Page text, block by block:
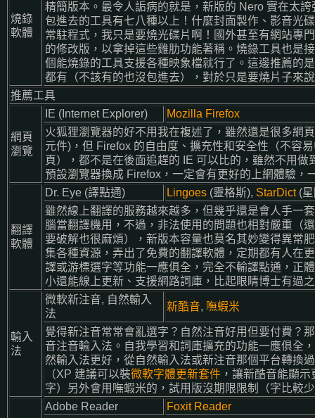
燒錄
軟體
精簡版本。最令人詬病的就是，新版的 Nero 實在太
包進去的工具有七八種以上！什麼封面製作、影音光
常駐程式，我只是要燒光碟片啊！國外甚至有網站專
的修改版，以拿掉這些雞肋功能著稱。燒錄工具也是
個能燒錄的工具支援各種映象檔就行了。這邊推薦的
都有（不該有的也沒包進去），對於只是要燒片子來
推薦工具
網頁
瀏覽
IE (Internet Explorer)
Mozilla Firefox
火狐狸瀏覽器的好不用我在複述了，雖然還是很多網
元件)，但 Firefox 的自由度、擴充性和安全性（不容
頁），都不是在後面追趕的 IE 可以比的，雖然不用做
預設瀏覽器換成 Firefox，一定會有更好的上網體驗，
翻譯
軟體
Dr. Eye (譯點通) Lingoes (靈格斯), StarDict(星
雖然線上翻譯的服務越來越多，但幾乎還是會人手一
腦當翻譯機用，不過，非法使用的問題也相對嚴重（
要破解也很麻煩），新版本容量也莫名其妙變得異常
集各種資源，弄出了免費的翻譯軟體，定期都有人在
譯或游標選字等功能一應俱全，完全不輸譯點通，正
小還能線上更新、支援網路詞庫，比起眼睛博士有過
輸入
法
微軟新注音, 自然輸入
法
新酷音, 嘸蝦米
覺得新注音常常會亂選字？自然注音好用但要付費？
音注音輸入法。自我學習和詞庫擴充的功能一應俱全
然輸入法更好，從自然輸入法或新注音那個平台轉換
（XP 建議可以裝微軟字體更新套件 ，讓新酷音能顯
字）另外會用嘸蝦米的，試用版沒期限限制（字比較
Adobe Reader
Foxit Reader